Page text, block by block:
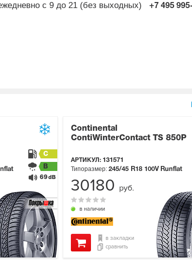
с 9 до 21 (без выходных) +7 495
C
B
69 dB
Continental
ContiWinterContact TS 850P
АРТИКУЛ: 131571
в наличии
Типоразмер: 245/45 R18 100V Runflat
в закладки
сравнить
30180 руб.